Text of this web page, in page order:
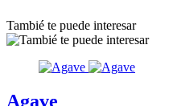
Tambié te puede interesar
Agave